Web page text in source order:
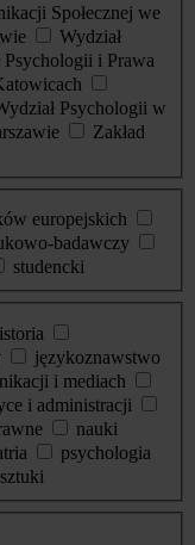
Społecznej we
Wydział
Psychologii i Prawa
Psychologii w
Zakład
europejskich
badawczy
studencki
językoznawstwo
i mediach
i administracji
nauki
psychologia